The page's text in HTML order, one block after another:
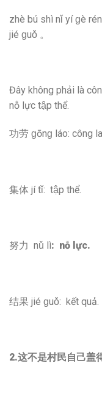
zhè bú shì nǐ yí ɡè
jié ɡuǒ 。
Đây không phải là
nỗ lực tập thể.
功劳 ɡōnɡ láo: công
集体 jí tǐ: tập thể.
努力 nǔ lì: nỗ lực.
结果 jié ɡuǒ: kết quả.
2.这不是村民自己盖